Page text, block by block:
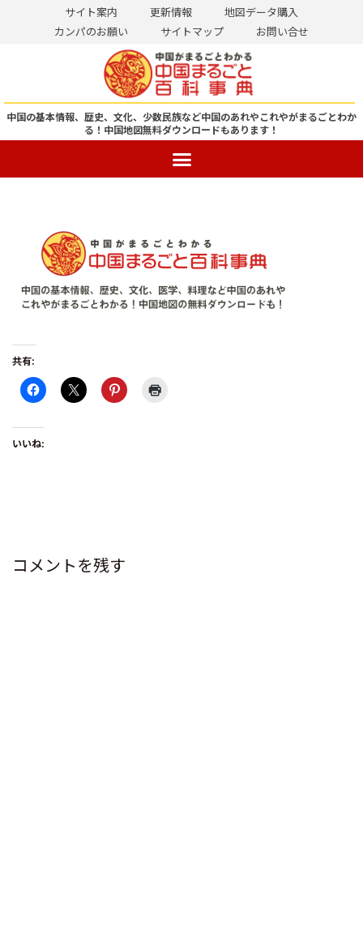
ン
ツ
ス
サイト案内 更新情報
地図データ購入
カンパのお願い
サイトマップ お問い合せ
中国の基本情報、歴史、文化、少数民族など中国のあれやこれやがまるごとわか
る！ 中国地図無料ダウンロードもあります！
共有:
いいね:
コメントを残す